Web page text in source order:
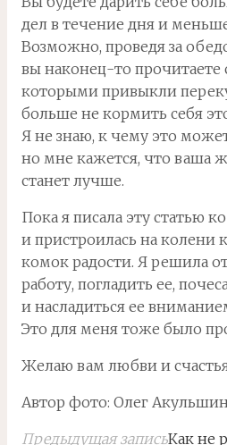
дел в течение дня и
Возможно, проведя за
вы наконец-то прочитаете
которыми привыкли
больше не кормить себя
Я не знаю, к чему это
но мне кажется, что ваша
станет лучше.
Пока я писала эту статью
и пристроилась на
комок радости. Я решила
работу, погладить ее,
и насладиться ее
Это для меня тоже было
Желаю вам любви и
Автор фото: Олег
Предыдущая записьКак не